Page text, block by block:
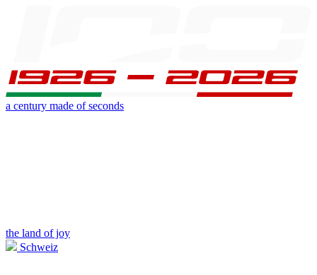
a century made of seconds
the land of joy
Schweiz